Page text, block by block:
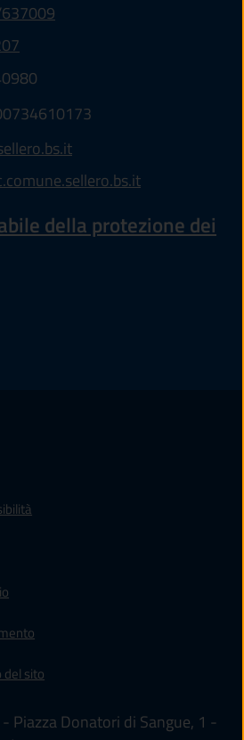
della protezione dei
sito
- Piazza Donatori di Sangue, 1 -